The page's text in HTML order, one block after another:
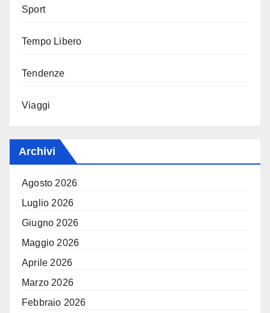
Sport
Tempo Libero
Tendenze
Viaggi
Archivi
Agosto 2026
Luglio 2026
Giugno 2026
Maggio 2026
Aprile 2026
Marzo 2026
Febbraio 2026